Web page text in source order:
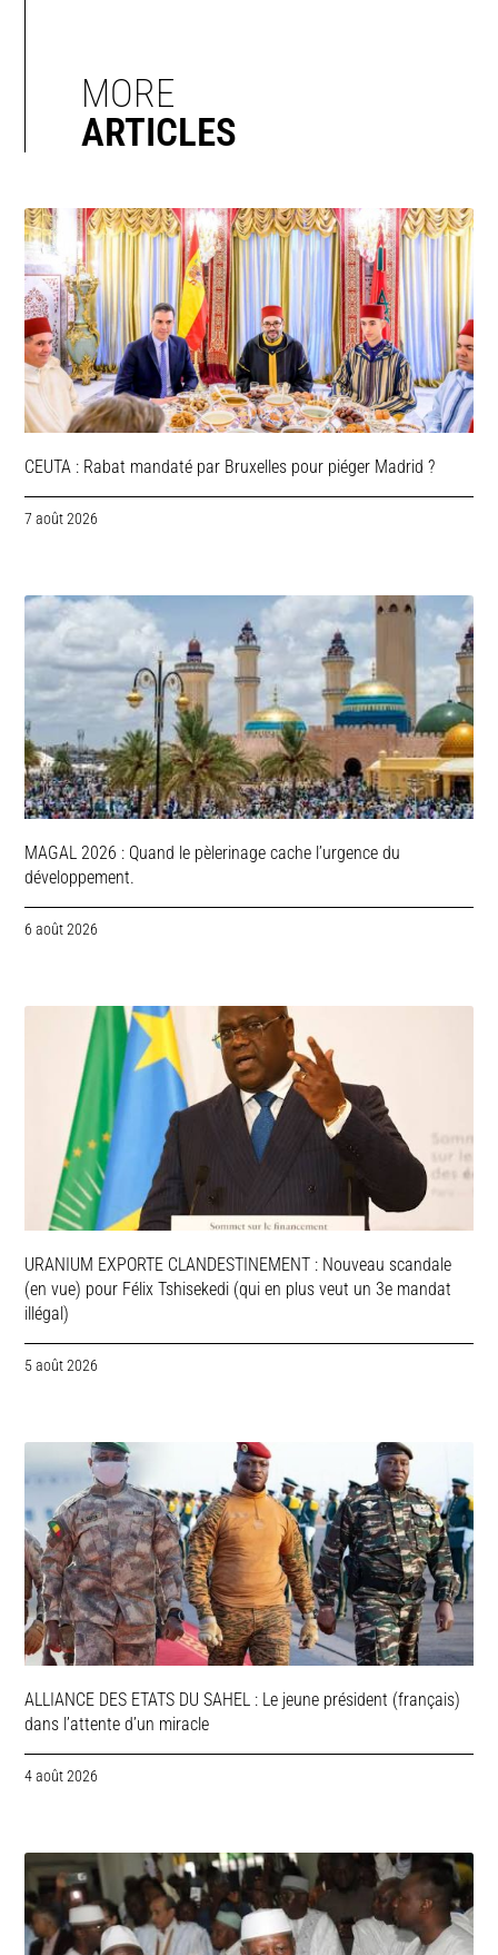
MORE
ARTICLES
CEUTA : Rabat mandaté par Bruxelles pour piéger Madrid ?
7 août 2026
MAGAL 2026 : Quand le pèlerinage cache l’urgence du
développement.
6 août 2026
URANIUM EXPORTE CLANDESTINEMENT : Nouveau scandale
(en vue) pour Félix Tshisekedi (qui en plus veut un 3e mandat
illégal)
5 août 2026
ALLIANCE DES ETATS DU SAHEL : Le jeune président (français)
dans l’attente d’un miracle
4 août 2026